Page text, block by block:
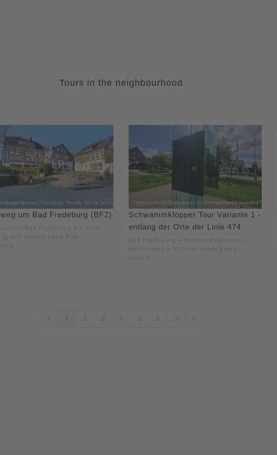
Tours in the neighbourhood
um Bad Fredeburg (BF2)
von Bad Fredeburg bis zum
und zurück nach Bad
Schwammklöpper Tour Variante 1 -
entlang der Orte der Linie 474
Bad Fredeburg – Schmiedinghausen –
Holthausen – Schmallenberg und
zurück.
1 2 3 4 5 6 7